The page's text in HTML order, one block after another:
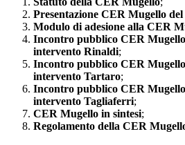
Presentazione CER Mugello
Modulo di adesione alla CER
Incontro pubblico CER Mugello
intervento Rinaldi;
Incontro pubblico CER Mugello
intervento Tartaro;
Incontro pubblico CER Mugello
intervento Tagliaferri;
CER Mugello in sintesi;
Regolamento della CER